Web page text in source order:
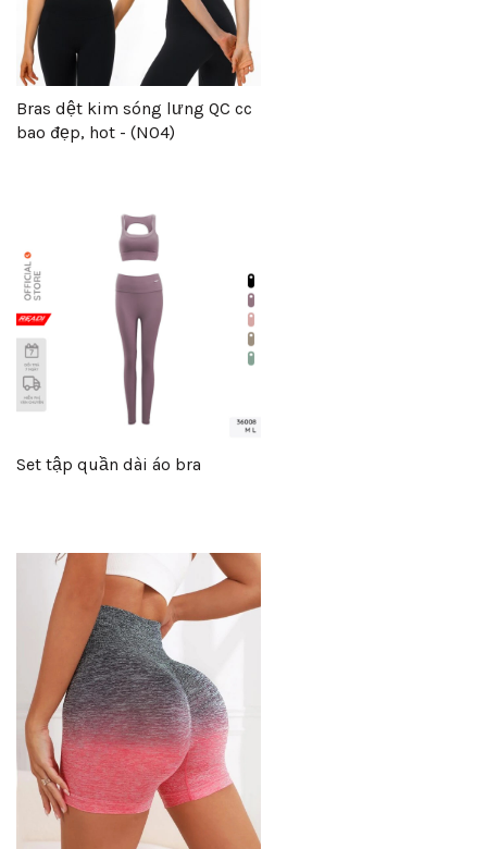
Bras dệt kim sóng lưng QC cc
bao đẹp, hot - (N04)
Set tập quần dài áo bra